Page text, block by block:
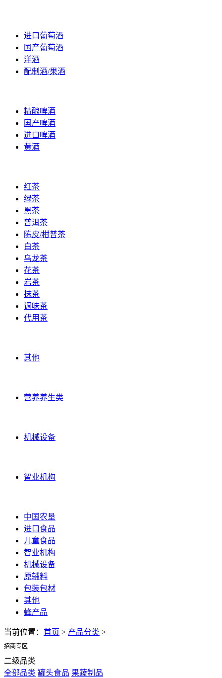
进口葡萄酒
国产葡萄酒
洋酒
配制酒/果酒
精酿啤酒
国产啤酒
进口啤酒
黄酒
红茶
绿茶
黑茶
普洱茶
陈皮/柑普茶
白茶
乌龙茶
花茶
岩茶
抹茶
调味茶
代用茶
其他
营养养生类
机械设备
智业机构
中国农垦
进口食品
儿童食品
智业机构
机械设备
原辅料
包装包材
其他
蜂产品
当前位置： 首页 > 产品分类 >
招商专区
二级品类
全部品类 罐头食品 果蔬制品